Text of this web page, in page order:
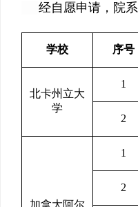
经自愿申请，院
学校 序号
北卡州立大
学
1
2
加拿大阿尔
1
2